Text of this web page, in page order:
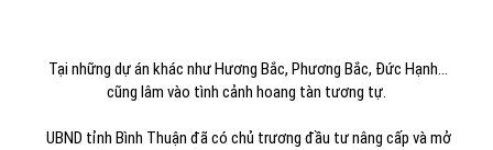
Tại những dự án khác như Hương Bắc, Phương Bắc, Đức Hạnh...
cũng lâm vào tình cảnh hoang tàn tương tự.
UBND tỉnh Bình Thuận đã có chủ trương đầu tư nâng cấp và mở